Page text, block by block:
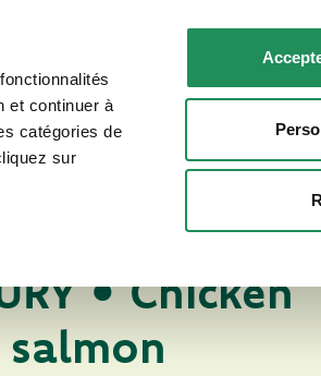
et continuer à
catégories de
sur
Nous contacter
POUR VOTRE CHAT POINTS DE VENTE
• Chicken